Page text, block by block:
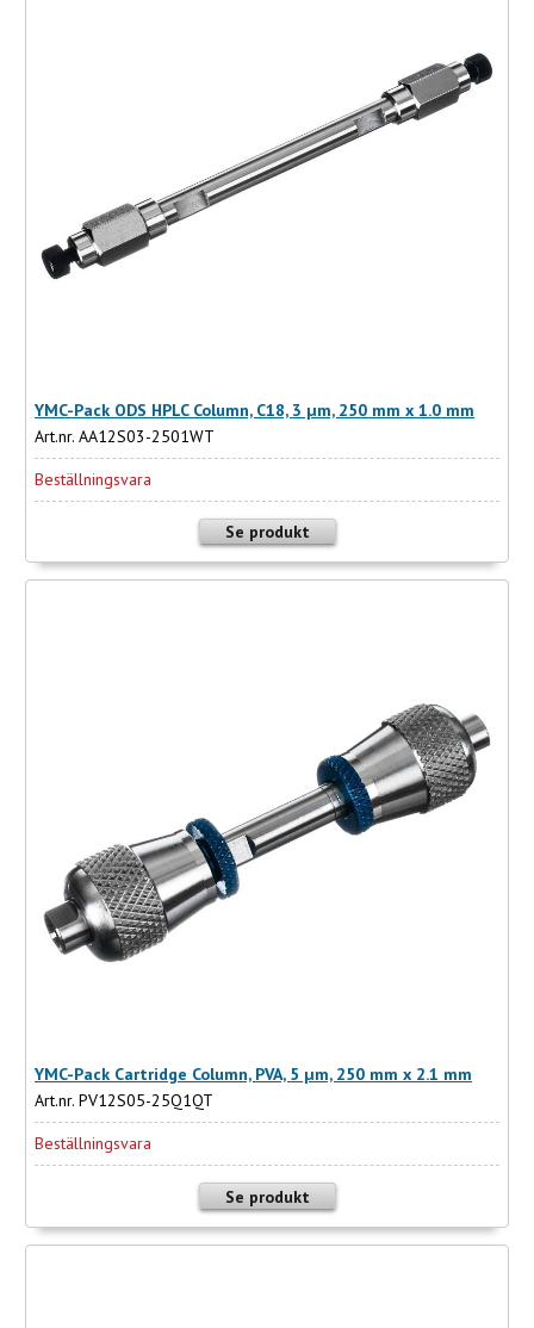
YMC-Pack ODS HPLC Column, C18, 3 µm, 250 mm x 1.0 mm
Art.nr. AA12S03-2501WT
Beställningsvara
Se produkt
YMC-Pack Cartridge Column, PVA, 5 µm, 250 mm x 2.1 mm
Art.nr. PV12S05-25Q1QT
Beställningsvara
Se produkt